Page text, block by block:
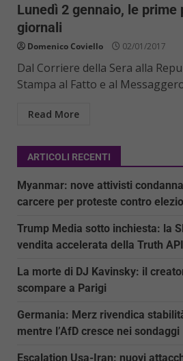
Lunedì 2 gennaio, le prime
giornali
Domenico Coviello 02/01/2017
Dal Corriere della Sera alla
Stampa al Fatto e al
Read More
ARTICOLI RECENTI
Myanmar: nove attivisti
carcere per proteste contro
Trump Media sotto inchiesta: la
vendita accelerata della Truth API
La morte di DJ Kavinsky: il
scompare a Parigi
Germania: Merz rivendica
mentre l’AfD cresce nei sondaggi
Escalation Usa-Iran: nuovi